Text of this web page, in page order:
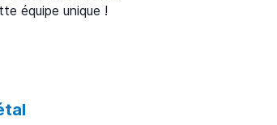
équipe unique !